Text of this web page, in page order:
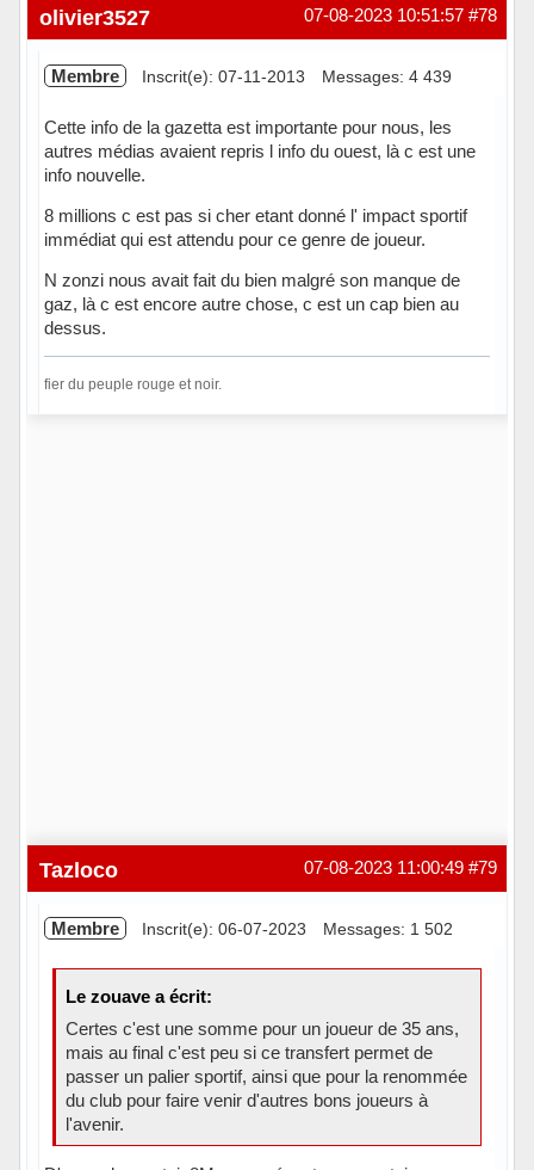
Hors ligne #78
07-08-2023 10:51:57
olivier3527
Membre Inscrit(e): 07-11-2013 Messages: 4 439
Cette info de la gazetta est importante pour nous, les
autres médias avaient repris l info du ouest, là c est une
info nouvelle.
8 millions c est pas si cher etant donné l' impact sportif
immédiat qui est attendu pour ce genre de joueur.
N zonzi nous avait fait du bien malgré son manque de
gaz, là c est encore autre chose, c est un cap bien au
dessus.
fier du peuple rouge et noir.
#79
07-08-2023 11:00:49
Tazloco
Membre Inscrit(e): 06-07-2023 Messages: 1 502
Le zouave a écrit:
Certes c'est une somme pour un joueur de 35 ans,
mais au final c'est peu si ce transfert permet de
passer un palier sportif, ainsi que pour la renommée
du club pour faire venir d'autres bons joueurs à
l'avenir.